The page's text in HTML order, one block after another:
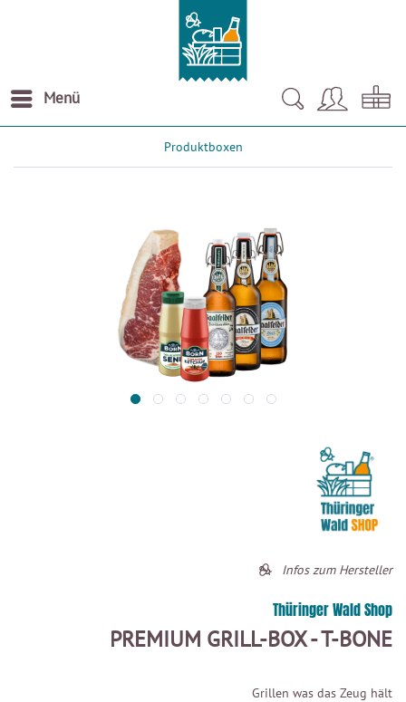
Menü
Produktboxen
Infos zum Hersteller
Thüringer Wald Shop
PREMIUM GRILL-BOX - T-BONE
Grillen was das Zeug hält